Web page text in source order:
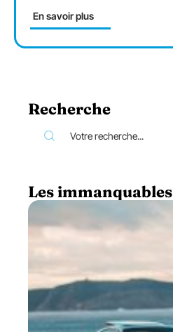
En savoir plus
Recherche
Les immanquables